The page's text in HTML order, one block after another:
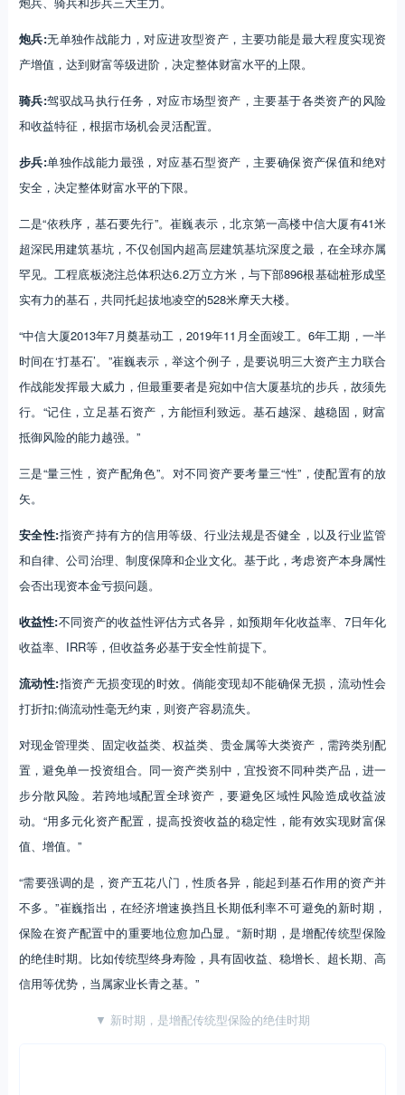
炮兵:无单独作战能力，对应进攻型资产，主要功能是最大程度实现资
产增值，达到财富等级进阶，决定整体财富水平的上限。
骑兵:驾驭战马执行任务，对应市场型资产，主要基于各类资产的风险
和收益特征，根据市场机会灵活配置。
步兵:单独作战能力最强，对应基石型资产，主要确保资产保值和绝对
安全，决定整体财富水平的下限。
二是“依秩序，基石要先行”。崔巍表示，北京第一高楼中信大厦有41米
超深民用建筑基坑，不仅创国内超高层建筑基坑深度之最，在全球亦属
罕见。工程底板浇注总体积达6.2万立方米，与下部896根基础桩形成坚
实有力的基石，共同托起拔地凌空的528米摩天大楼。
“中信大厦2013年7月奠基动工，2019年11月全面竣工。6年工期，一半
时间在‘打基石’。”崔巍表示，举这个例子，是要说明三大资产主力联合
作战能发挥最大威力，但最重要者是宛如中信大厦基坑的步兵，故须先
行。“记住，立足基石资产，方能恒利致远。基石越深、越稳固，财富
抵御风险的能力越强。”
三是“量三性，资产配角色”。对不同资产要考量三“性”，使配置有的放
矢。
安全性:指资产持有方的信用等级、行业法规是否健全，以及行业监管
和自律、公司治理、制度保障和企业文化。基于此，考虑资产本身属性
会否出现资本金亏损问题。
收益性:不同资产的收益性评估方式各异，如预期年化收益率、7日年化
收益率、IRR等，但收益务必基于安全性前提下。
流动性:指资产无损变现的时效。倘能变现却不能确保无损，流动性会
打折扣;倘流动性毫无约束，则资产容易流失。
对现金管理类、固定收益类、权益类、贵金属等大类资产，需跨类别配
置，避免单一投资组合。同一资产类别中，宜投资不同种类产品，进一
步分散风险。若跨地域配置全球资产，要避免区域性风险造成收益波
动。“用多元化资产配置，提高投资收益的稳定性，能有效实现财富保
值、增值。”
“需要强调的是，资产五花八门，性质各异，能起到基石作用的资产并
不多。”崔巍指出，在经济增速换挡且长期低利率不可避免的新时期，
保险在资产配置中的重要地位愈加凸显。“新时期，是增配传统型保险
的绝佳时期。比如传统型终身寿险，具有固收益、稳增长、超长期、高
信用等优势，当属家业长青之基。”
▼ 新时期，是增配传统型保险的绝佳时期